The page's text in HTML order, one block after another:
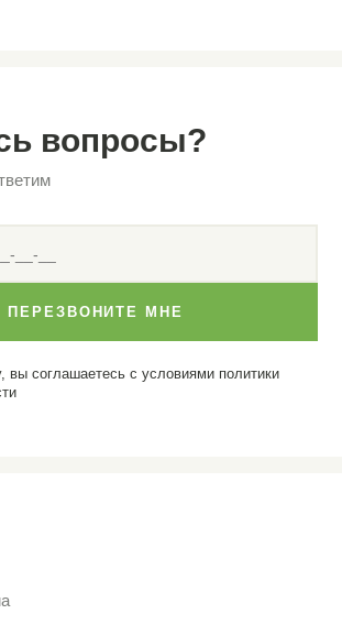
вопросы?
ПЕРЕЗВОНИТЕ МНЕ
вы соглашаетесь с условиями политики